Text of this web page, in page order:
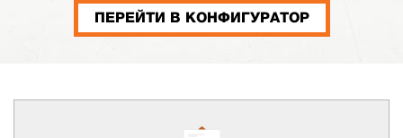
ПЕРЕЙТИ В КОНФИГУРАТОР